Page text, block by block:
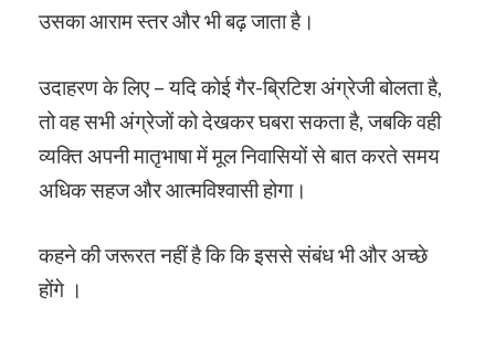
उसका आराम स्तर और भी बढ़ जाता है।
उदाहरण के लिए – यदि कोई गैर-ब्रिटिश अंग्रेजी बोलता है,
तो वह सभी अंग्रेजों को देखकर घबरा सकता है, जबकि वही
व्यक्ति अपनी मातृभाषा में मूल निवासियों से बात करते समय
अधिक सहज और आत्मविश्वासी होगा।
कहने की जरूरत नहीं है कि कि इससे संबंध भी और अच्छे
होंगे ।